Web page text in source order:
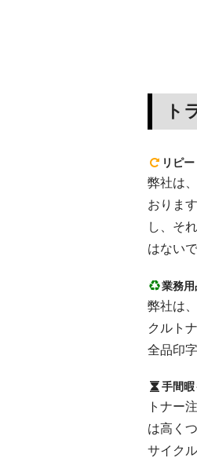
ト
リピ
弊社は
おりま
し、そ
はない
業務
弊社は
クルト
全品印
手間
トナー
は高く
サイク